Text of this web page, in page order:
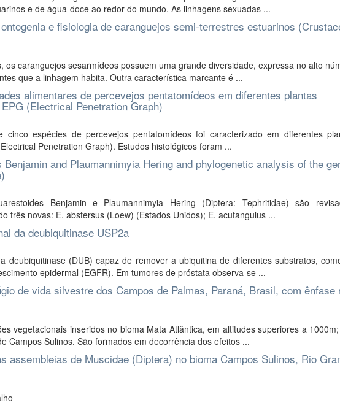
e de água-doce ao redor do mundo. As linhagens sexuadas ...
e fisiologia de caranguejos semi-terrestres estuarinos
os caranguejos sesarmídeos possuem uma grande diversidade, expressa no alto
que a linhagem habita. Outra característica marcante é ...
alimentares de percevejos pentatomídeos em diferentes plantas
(Electrical Penetration Graph)
cinco espécies de percevejos pentatomídeos foi caracterizado em diferentes
Penetration Graph). Estudos histológicos foram ...
and Plaumannimyia Hering and phylogenetic analysis of the
Benjamin e Plaumannimyia Hering (Diptera: Tephritidae) são
três novas: E. abstersus (Loew) (Estados Unidos); E. acutangulus ...
da deubiquitinase USP2a
deubiquitinase (DUB) capaz de remover a ubiquitina de diferentes substratos,
epidermal (EGFR). Em tumores de próstata observa-se ...
de vida silvestre dos Campos de Palmas, Paraná, Brasil, com ênfase
vegetacionais inseridos no bioma Mata Atlântica, em altitudes superiores a
Campos Sulinos. São formados em decorrência dos efeitos ...
assembleias de Muscidae (Diptera) no bioma Campos Sulinos, Rio